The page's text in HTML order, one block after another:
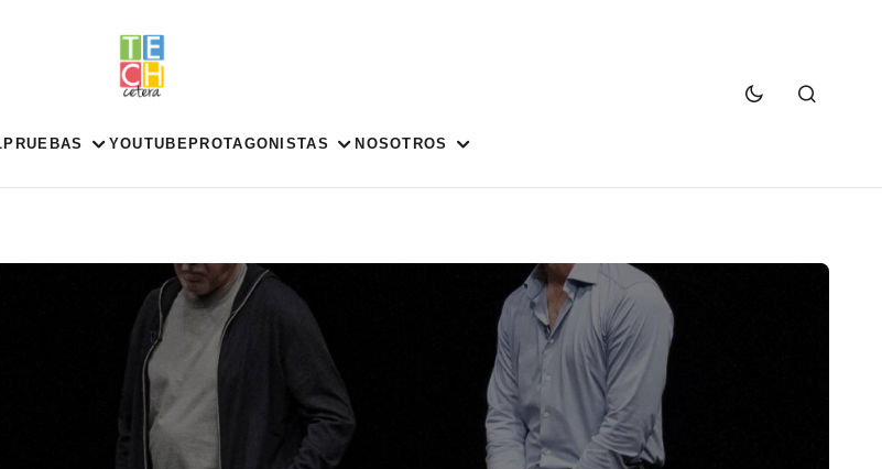
PRUEBAS YOUTUBE PROTAGONISTAS NOSOTROS